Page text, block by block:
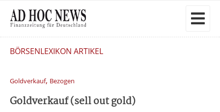
BÖRSENLEXIKON ARTIKEL
Goldverkauf, Bezogen
Goldverkauf (sell out gold)